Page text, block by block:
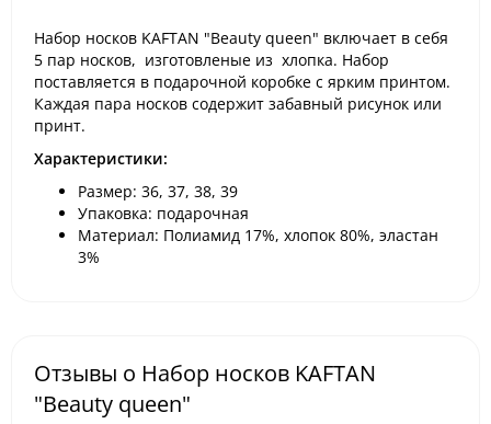
Набор носков KAFTAN "Beauty queen" включает в себя
5 пар носков, изготовленые из хлопка. Набор
поставляется в подарочной коробке с ярким принтом.
Каждая пара носков содержит забавный рисунок или
принт.
Характеристики:
Размер: 36, 37, 38, 39
Упаковка: подарочная
Материал: Полиамид 17%, хлопок 80%, эластан
3%
Отзывы о Набор носков KAFTAN
"Beauty queen"